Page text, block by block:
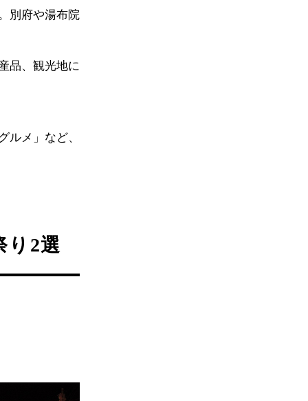
別府や湯布院
品、観光地に
ルメ」など、
り2選